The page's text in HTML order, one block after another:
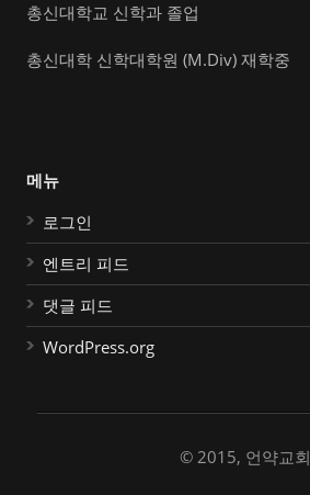
총신대학교 신학과 졸업
총신대학 신학대학원 (M.Div) 재학중
메뉴
로그인
엔트리 피드
댓글 피드
WordPress.org
© 2015, 언약교회